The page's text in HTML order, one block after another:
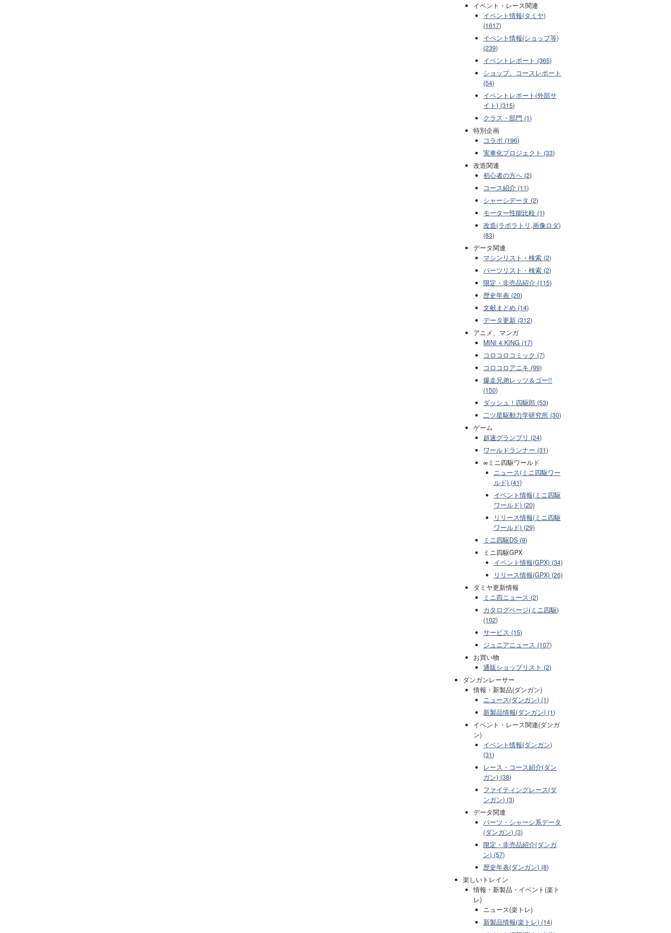
イベント・レース関連
イベント情報(タミヤ)
(1617)
イベント情報(ショップ等)
(239)
イベントレポート (365)
ショップ、コースレポート
(54)
イベントレポート(外部サ
イト) (315)
クラス・部門 (1)
特別企画
コラボ (196)
実車化プロジェクト (33)
改造関連
初心者の方へ (2)
コース紹介 (11)
シャーシデータ (2)
モーター性能比較 (1)
改造(ラボラトリ,画像ロダ)
(83)
データ関連
マシンリスト・検索 (2)
パーツリスト・検索 (2)
限定・非売品紹介 (115)
歴史年表 (20)
文献まとめ (14)
データ更新 (312)
アニメ、マンガ
MINI 4 KING (17)
コロコロコミック (7)
コロコロアニキ (99)
爆走兄弟レッツ＆ゴー!!
(150)
ダッシュ！四駆郎 (53)
二ツ星駆動力学研究所 (30)
ゲーム
超速グランプリ (24)
ワールドランナー (31)
∞ミニ四駆ワールド
ニュース(ミニ四駆ワー
ルド) (41)
イベント情報(ミニ四駆
ワールド) (20)
リリース情報(ミニ四駆
ワールド) (29)
ミニ四駆DS (9)
ミニ四駆GPX
イベント情報(GPX) (34)
リリース情報(GPX) (26)
タミヤ更新情報
ミニ四ニュース (2)
カタログページ(ミニ四駆)
(102)
サービス (15)
ジュニアニュース (107)
お買い物
通販ショップリスト (2)
ダンガンレーサー
情報・新製品(ダンガン)
ニュース(ダンガン) (1)
新製品情報(ダンガン) (1)
イベント・レース関連(ダンガ
ン)
イベント情報(ダンガン)
(31)
レース・コース紹介(ダン
ガン) (38)
ファイティングレース(ダ
ンガン) (3)
データ関連
パーツ・シャーシ系データ
(ダンガン) (3)
限定・非売品紹介(ダンガ
ン) (57)
歴史年表(ダンガン) (8)
楽しいトレイン
情報・新製品・イベント(楽ト
レ)
ニュース(楽トレ)
新製品情報(楽トレ) (14)